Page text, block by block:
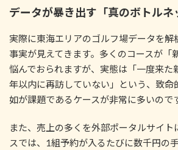
データが暴き出す「真のボトルネ
実際に東海エリアのゴルフ場データを解
事実が見えてきます。多くのコースが「
悩んでおられますが、実態は「一度来た
年以内に再訪していない」という、致命
如が課題であるケースが非常に多いので
また、売上の多くを外部ポータルサイト
スでは、1組予約が入るたびに数千円の